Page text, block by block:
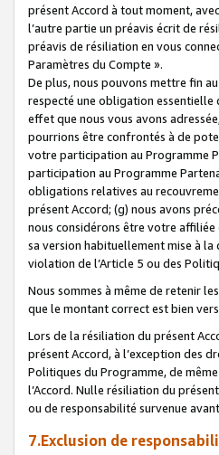
présent Accord à tout moment,
l’autre partie un préavis écrit de
préavis de résiliation en vous
Paramètres du Compte ».
De plus, nous pouvons mettre fin
respecté une obligation essentielle
effet que nous vous avons
pourrions être confrontés à de
votre participation au Programme
participation au Programme
obligations relatives au
présent Accord; (g) nous avons
nous considérons être votre affiliée
sa version habituellement mise à
violation de l’Article 5 ou des
Nous sommes à même de retenir
que le montant correct est bien
Lors de la résiliation du présent
présent Accord, à l’exception des
Politiques du Programme, de
l’Accord. Nulle résiliation du
ou de responsabilité survenue
7.Exclusion de